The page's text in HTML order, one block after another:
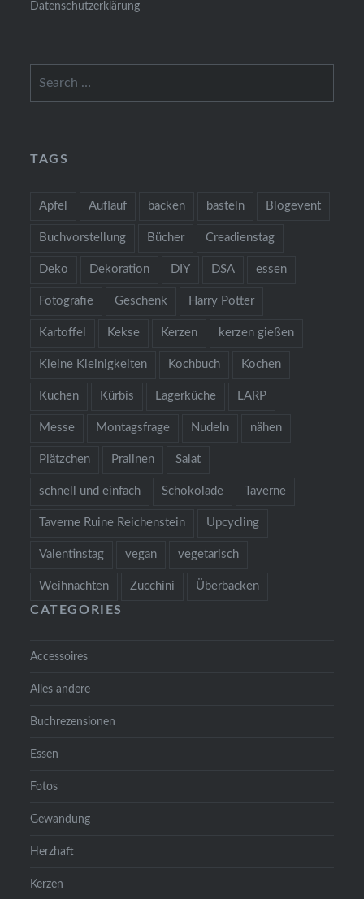
Datenschutzerklärung
TAGS
Apfel Auflauf backen basteln Blogevent
Buchvorstellung Bücher Creadienstag
Deko Dekoration DIY DSA essen
Fotografie Geschenk Harry Potter
Kartoffel Kekse Kerzen kerzen gießen
Kleine Kleinigkeiten Kochbuch Kochen
Kuchen Kürbis Lagerküche LARP
Messe Montagsfrage Nudeln nähen
Plätzchen Pralinen Salat
schnell und einfach Schokolade Taverne
Taverne Ruine Reichenstein Upcycling
Valentinstag vegan vegetarisch
Weihnachten Zucchini Überbacken
CATEGORIES
Accessoires
Alles andere
Buchrezensionen
Essen
Fotos
Gewandung
Herzhaft
Kerzen